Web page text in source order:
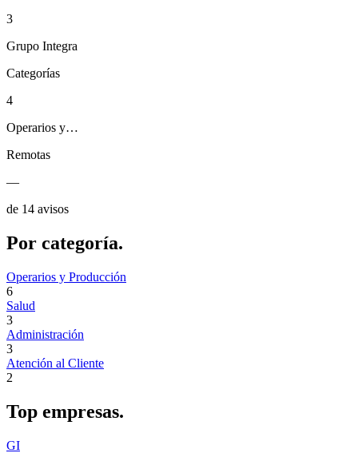
3
Grupo Integra
Categorías
4
Operarios y…
Remotas
—
de 14 avisos
Por categoría.
Operarios y Producción
6
Salud
3
Administración
3
Atención al Cliente
2
Top empresas.
GI